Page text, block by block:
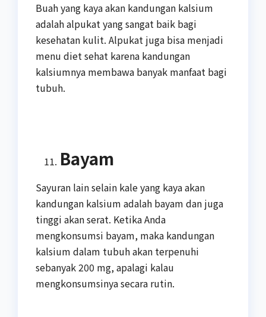
Buah yang kaya akan kandungan kalsium
adalah alpukat yang sangat baik bagi
kesehatan kulit. Alpukat juga bisa menjadi
menu diet sehat karena kandungan
kalsiumnya membawa banyak manfaat bagi
tubuh.
Bayam
Sayuran lain selain kale yang kaya akan
kandungan kalsium adalah bayam dan juga
tinggi akan serat. Ketika Anda
mengkonsumsi bayam, maka kandungan
kalsium dalam tubuh akan terpenuhi
sebanyak 200 mg, apalagi kalau
mengkonsumsinya secara rutin.